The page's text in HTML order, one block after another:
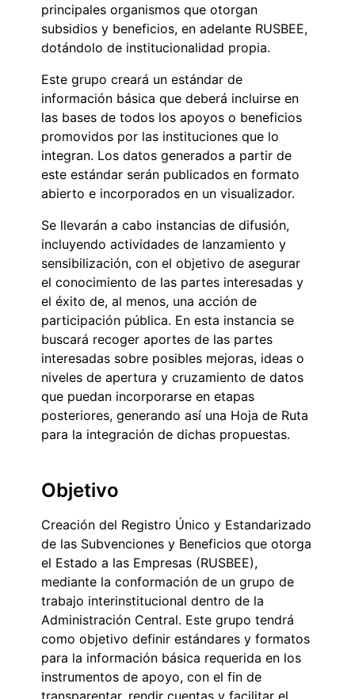
principales organismos que otorgan
subsidios y beneficios, en adelante RUSBEE,
dotándolo de institucionalidad propia.
Este grupo creará un estándar de
información básica que deberá incluirse en
las bases de todos los apoyos o beneficios
promovidos por las instituciones que lo
integran. Los datos generados a partir de
este estándar serán publicados en formato
abierto e incorporados en un visualizador.
Se llevarán a cabo instancias de difusión,
incluyendo actividades de lanzamiento y
sensibilización, con el objetivo de asegurar
el conocimiento de las partes interesadas y
el éxito de, al menos, una acción de
participación pública. En esta instancia se
buscará recoger aportes de las partes
interesadas sobre posibles mejoras, ideas o
niveles de apertura y cruzamiento de datos
que puedan incorporarse en etapas
posteriores, generando así una Hoja de Ruta
para la integración de dichas propuestas.
Objetivo
Creación del Registro Único y Estandarizado
de las Subvenciones y Beneficios que otorga
el Estado a las Empresas (RUSBEE),
mediante la conformación de un grupo de
trabajo interinstitucional dentro de la
Administración Central. Este grupo tendrá
como objetivo definir estándares y formatos
para la información básica requerida en los
instrumentos de apoyo, con el fin de
transparentar, rendir cuentas y facilitar el